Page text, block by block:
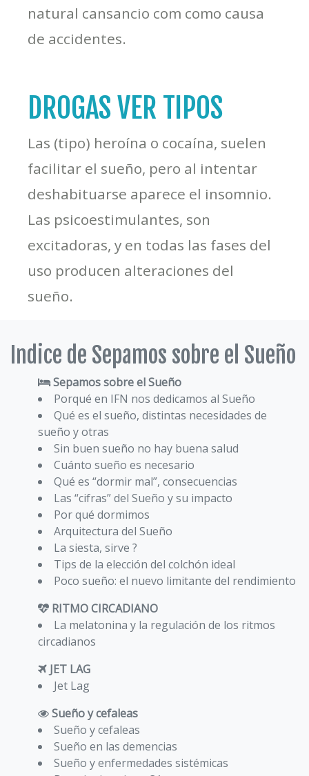
natural cansancio com como causa
de accidentes.
DROGAS VER TIPOS
Las (tipo) heroína o cocaína, suelen
facilitar el sueño, pero al intentar
deshabituarse aparece el insomnio.
Las psicoestimulantes, son
excitadoras, y en todas las fases del
uso producen alteraciones del
sueño.
Indice de Sepamos sobre el Sueño
Sepamos sobre el Sueño
Porqué en IFN nos dedicamos al Sueño
Qué es el sueño, distintas necesidades de
sueño y otras
Sin buen sueño no hay buena salud
Cuánto sueño es necesario
Qué es “dormir mal”, consecuencias
Las “cifras” del Sueño y su impacto
Por qué dormimos
Arquitectura del Sueño
La siesta, sirve ?
Tips de la elección del colchón ideal
Poco sueño: el nuevo limitante del rendimiento
RITMO CIRCADIANO
La melatonina y la regulación de los ritmos
circadianos
JET LAG
Jet Lag
Sueño y cefaleas
Sueño y cefaleas
Sueño en las demencias
Sueño y enfermedades sistémicas